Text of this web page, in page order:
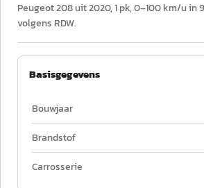
Peugeot 208 uit 2020, 1 pk, 0–100 km/u
volgens RDW.
Basisgegevens
Bouwjaar
Brandstof
Carrosserie